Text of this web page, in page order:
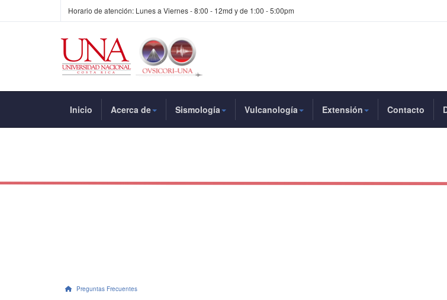
Horario de atención: Lunes a Viernes - 8:00 - 12md y de 1:00 - 5:00pm
Inicio Acerca de Sismología Vulcanología Extensión Contacto
Preguntas Frecuentes